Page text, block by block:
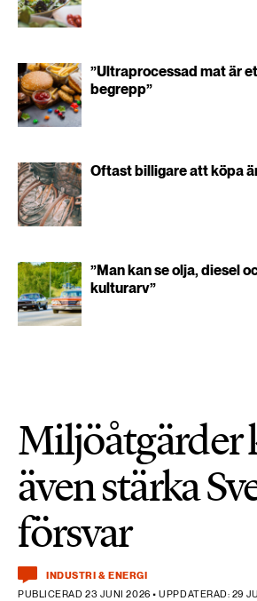
”Ultraprocessad mat är
begrepp”
Oftast billigare att köpa
”Man kan se olja, diesel
kulturarv”
Miljöåtgärder
även stärka
försvar
INDUSTRI & ENERGI
PUBLICERAD 23 JUNI 2026 • UPPDATERAD: 29